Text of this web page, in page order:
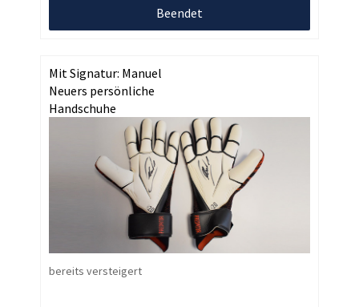
Beendet
Mit Signatur: Manuel
Neuers persönliche
Handschuhe
bereits versteigert